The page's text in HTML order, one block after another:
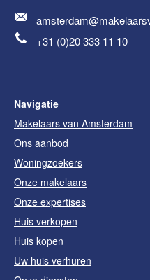
+31 (0)20 333 11 10
Navigatie
Makelaars van Amsterdam
Ons aanbod
Woningzoekers
Onze makelaars
Onze expertises
Huis verkopen
Huis kopen
Uw huis verhuren